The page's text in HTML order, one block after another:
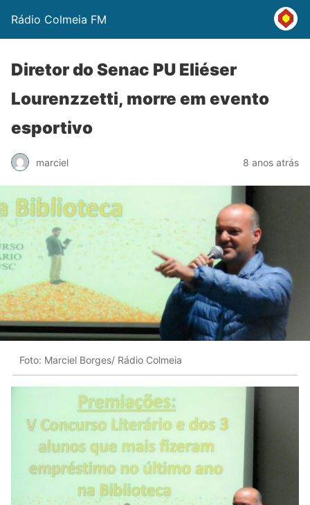
Rádio Colmeia FM
Diretor do Senac PU Eliéser
Lourenzzetti, morre em evento
esportivo
marciel 8 anos atrás
Foto: Marciel Borges/ Rádio Colmeia